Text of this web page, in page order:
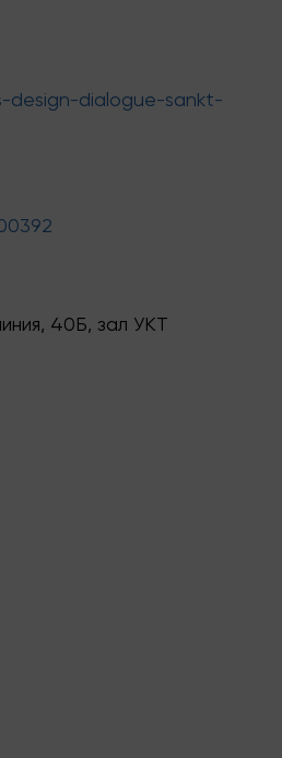
design-dialogue-sankt-
40Б, зал УКТ